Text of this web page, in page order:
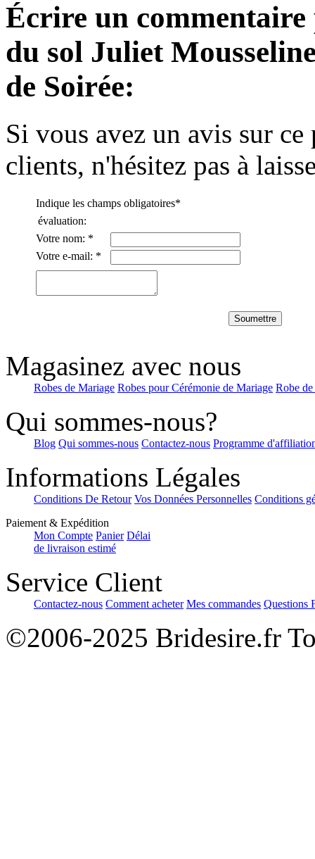
Écrire un
du sol Juliet
de Soirée:
Si vous avez un avis sur
clients, n'hésitez pas à
Indique les champs obligatoires*
évaluation:
Votre nom: *
Votre e-mail: *
Soumettre
Magasinez avec nous
Robes de Mariage Robes pour Cérémonie de Mariage Robe
Qui sommes-nous?
Blog Qui sommes-nous Contactez-nous Programme
Informations Légales
Conditions De Retour Vos Données Personnelles Conditions
Paiement & Expédition
Mon Compte Panier Délai
de livraison estimé
Service Client
Contactez-nous Comment acheter Mes commandes Questions
©2006-2025 Bridesire.fr